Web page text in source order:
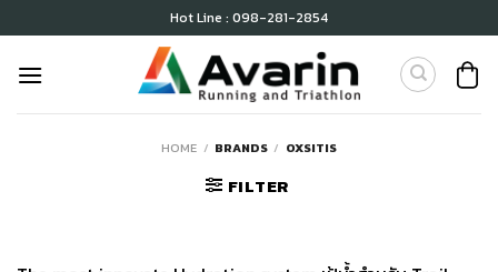
to
content
Hot Line : 098-281-2854
HOME / BRANDS / OXSITIS
FILTER